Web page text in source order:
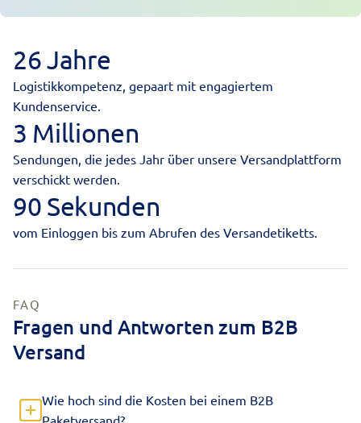
26 Jahre
Logistikkompetenz, gepaart mit engagiertem
Kundenservice.
3 Millionen
Sendungen, die jedes Jahr über unsere Versandplattform
verschickt werden.
90 Sekunden
vom Einloggen bis zum Abrufen des Versandetiketts.
FAQ
Fragen und Antworten zum B2B
Versand
Wie hoch sind die Kosten bei einem B2B